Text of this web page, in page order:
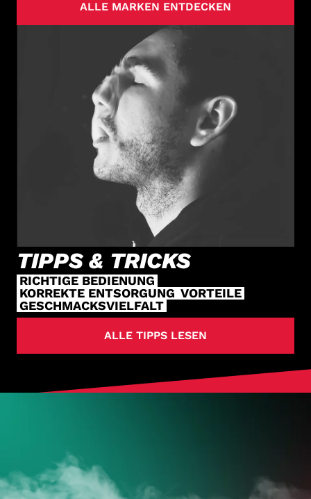
ALLE MARKEN ENTDECKEN
TIPPS & TRICKS
RICHTIGE BEDIENUNG
KORREKTE ENTSORGUNG VORTEILE
GESCHMACKSVIELFALT
ALLE TIPPS LESEN
DEINE VAPES
JETZT ZUM ONLINESHOP